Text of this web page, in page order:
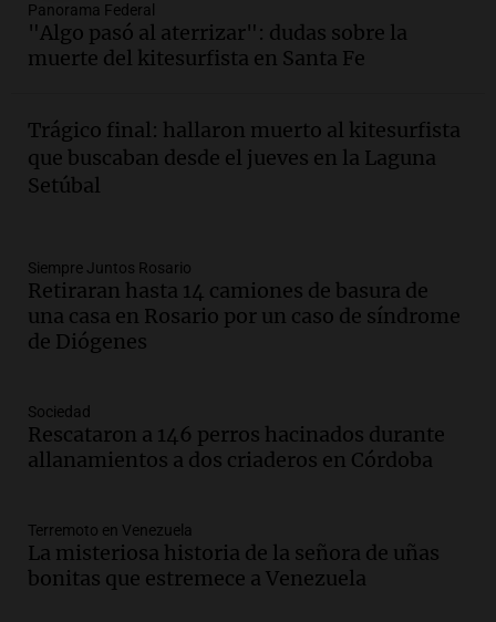
edificios y proyecta una casa del
estudiante con 48 municipios
involucrados
Episodios
Audio.1° gol de Rosario Central a
Aldosivi (Zalazar en contra) - relato
Gato Greco
Audio.Recomendaciones de vino
bonarda para disfrutar el fin de semana
en Mendoza
Panorama Federal
Audio.
en la Sociedad Rural de Bulaya con
actividades para toda la familia
Audio.Villa María presenta nuevos
edificios y una casa del estudiante para
jóvenes de la región
Panorama Federal
"Algo pasó al aterrizar": dudas sobre la
muerte del kitesurfista en Santa Fe
Trágico final: hallaron muerto al kitesurfista
que buscaban desde el jueves en la Laguna
Setúbal
Siempre Juntos Rosario
Retiraran hasta 14 camiones de basura de
una casa en Rosario por un caso de síndrome
de Diógenes
Sociedad
Rescataron a 146 perros hacinados durante
allanamientos a dos criaderos en Córdoba
Terremoto en Venezuela
La misteriosa historia de la señora de uñas
bonitas que estremece a Venezuela